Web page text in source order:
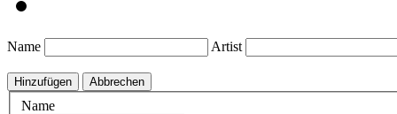
Name Artist
Name